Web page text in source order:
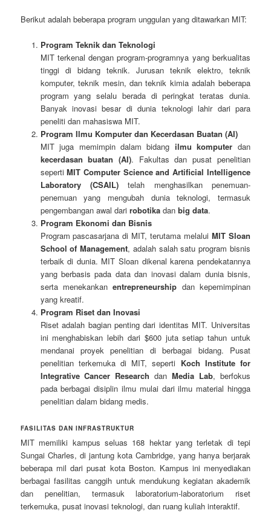
Berikut adalah beberapa program unggulan yang ditawarkan MIT:
Program Teknik dan Teknologi
MIT terkenal dengan program-programnya yang berkualitas
tinggi di bidang teknik. Jurusan teknik elektro, teknik
komputer, teknik mesin, dan teknik kimia adalah beberapa
program yang selalu berada di peringkat teratas dunia.
Banyak inovasi besar di dunia teknologi lahir dari para
peneliti dan mahasiswa MIT.
Program Ilmu Komputer dan Kecerdasan Buatan (AI)
MIT juga memimpin dalam bidang ilmu komputer dan
kecerdasan buatan (AI). Fakultas dan pusat penelitian
sepertiMIT Computer Science and Artificial Intelligence
Laboratory (CSAIL)telah menghasilkan penemuan-
penemuan yang mengubah dunia teknologi, termasuk
pengembangan awal dari robotikadan big data.
Program Ekonomi dan Bisnis
Program pascasarjana di MIT, terutama melaluiMIT Sloan
School of Management, adalah salah satu program bisnis
terbaik di dunia. MIT Sloan dikenal karena pendekatannya
yang berbasis pada data dan inovasi dalam dunia bisnis,
serta menekankanentrepreneurship dan kepemimpinan
yang kreatif.
Program Riset dan Inovasi
Riset adalah bagian penting dari identitas MIT. Universitas
ini menghabiskan lebih dari $600 juta setiap tahun untuk
mendanai proyek penelitian di berbagai bidang. Pusat
penelitian terkemuka di MIT, seperti Koch Institute for
Integrative Cancer Research danMedia Lab, berfokus
pada berbagai disiplin ilmu mulai dari ilmu material hingga
penelitian dalam bidang medis.
FASILITAS DAN INFRASTRUKTUR
MIT memiliki kampus seluas 168 hektar yang terletak di tepi
Sungai Charles, di jantung kota Cambridge, yang hanya berjarak
beberapa mil dari pusat kota Boston. Kampus ini menyediakan
berbagai fasilitas canggih untuk mendukung kegiatan akademik
dan penelitian, termasuk laboratorium-laboratorium riset
terkemuka, pusat inovasi teknologi, dan ruang kuliah interaktif.